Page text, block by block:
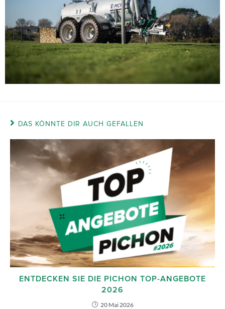
DAS KÖNNTE DIR AUCH GEFALLEN
ENTDECKEN SIE DIE PICHON TOP-ANGEBOTE
2026
20 Mai 2026